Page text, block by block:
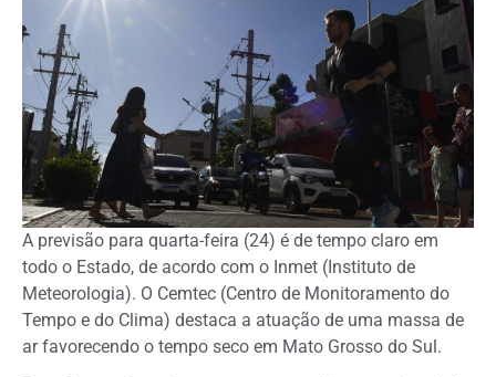
A previsão para quarta-feira (24) é de tempo claro em
todo o Estado, de acordo com o Inmet (Instituto de
Meteorologia). O Cemtec (Centro de Monitoramento do
Tempo e do Clima) destaca a atuação de uma massa de
ar favorecendo o tempo seco em Mato Grosso do Sul.